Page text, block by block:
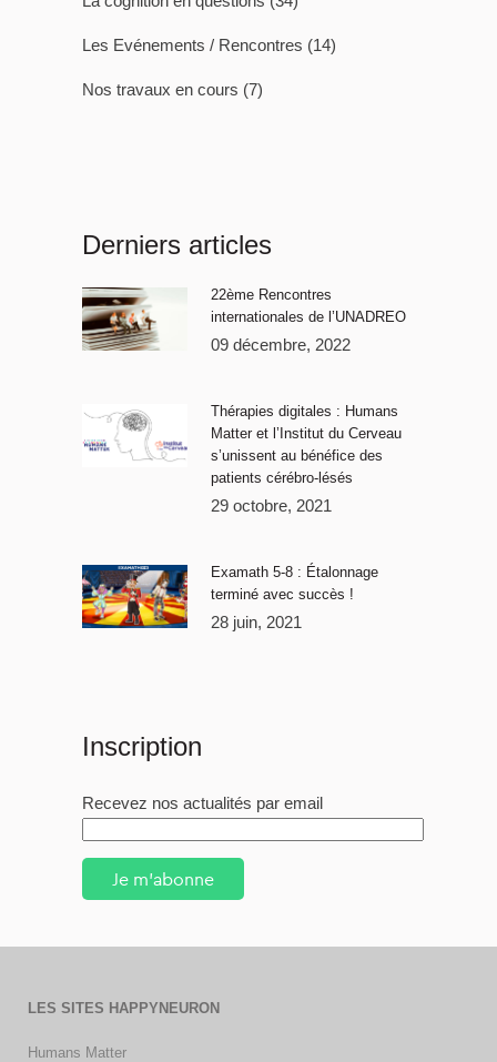
Les Evénements / Rencontres (14)
Nos travaux en cours (7)
Derniers articles
22ème Rencontres
internationales de l’UNADREO
09 décembre, 2022
Thérapies digitales : Humans
Matter et l’Institut du Cerveau
s’unissent au bénéfice des
patients cérébro-lésés
29 octobre, 2021
Examath 5-8 : Étalonnage
terminé avec succès !
28 juin, 2021
Inscription
Recevez nos actualités par email
Je m'abonne
LES SITES HAPPYNEURON
Humans Matter